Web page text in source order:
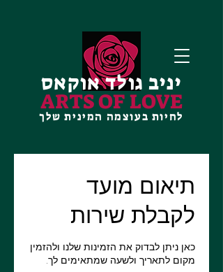
יניב גולד אוקאס
ARTS OF LOVE
לחיות בעוצמה המינית שלך
תיאום מועד
לקבלת שירות
כאן ניתן לבדוק את הזמינות שלנו ולהזמין
מקום לתאריך ולשעה שמתאימים לך.